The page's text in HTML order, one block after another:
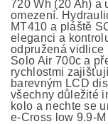
720 Wh (20 Ah) a
omezení.
MT410 a pláště
eleganci a
odpružená vidlice
Solo Air 700c a
rychlostmi
barevným LCD
všechny důležité
kolo a nechte se
e-Cross low 9.9-